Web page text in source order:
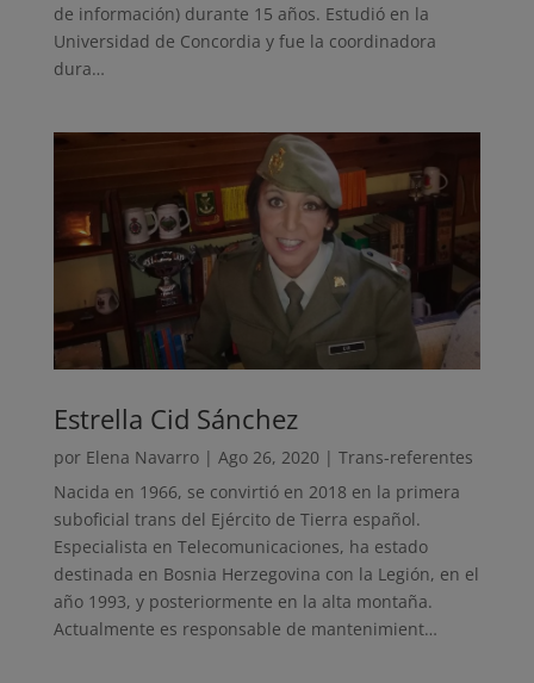
de información) durante 15 años. Estudió en la
Universidad de Concordia y fue la coordinadora
dura…
Estrella Cid Sánchez
por Elena Navarro| Ago 26, 2020 | Trans-referentes
Nacida en 1966, se convirtió en 2018 en la primera
suboficial trans del Ejército de Tierra español.
Especialista en Telecomunicaciones, ha estado
destinada en Bosnia Herzegovina con la Legión, en el
año 1993, y posteriormente en la alta montaña.
Actualmente es responsable de mantenimient…